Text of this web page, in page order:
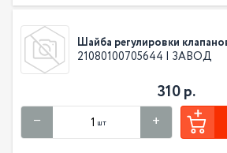
Шайба регулировки
21080100705644 | ЗАВОД
310 р.
шт